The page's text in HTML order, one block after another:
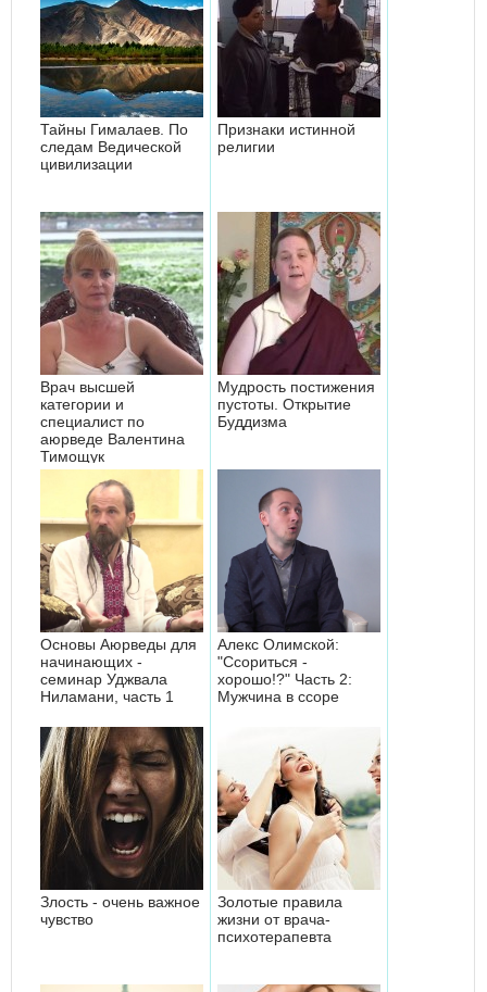
Тайны Гималаев. По
следам Ведической
цивилизации
Признаки истинной
религии
Врач высшей
категории и
специалист по
аюрведе Валентина
Тимощук
Мудрость постижения
пустоты. Открытие
Буддизма
Основы Аюрведы для
начинающих -
семинар Уджвала
Ниламани, часть 1
Алекс Олимской:
"Ссориться -
хорошо!?" Часть 2:
Мужчина в ссоре
Злость - очень важное
чувство
Золотые правила
жизни от врача-
психотерапевта